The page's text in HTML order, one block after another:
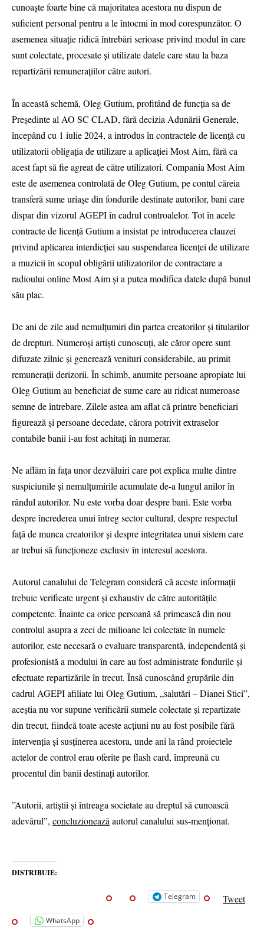
cunoaște foarte bine că majoritatea acestora nu dispun de
suficient personal pentru a le întocmi în mod corespunzător. O
asemenea situație ridică întrebări serioase privind modul în care
sunt colectate, procesate și utilizate datele care stau la baza
repartizării remunerațiilor către autori.
În această schemă, Oleg Gutium, profitând de funcția sa de
Președinte al AO SC CLAD, fără decizia Adunării Generale,
începând cu 1 iulie 2024, a introdus în contractele de licență cu
utilizatorii obligația de utilizare a aplicației Most Aim, fără ca
acest fapt să fie agreat de către utilizatori. Compania Most Aim
este de asemenea controlată de Oleg Gutium, pe contul căreia
transferă sume uriașe din fondurile destinate autorilor, bani care
dispar din vizorul AGEPI în cadrul controalelor. Tot în acele
contracte de licență Gutium a insistat pe introducerea clauzei
privind aplicarea interdicției sau suspendarea licenței de utilizare
a muzicii în scopul obligării utilizatorilor de contractare a
radioului online Most Aim și a putea modifica datele după bunul
său plac.
De ani de zile aud nemulțumiri din partea creatorilor și titularilor
de drepturi. Numeroși artiști cunoscuți, ale căror opere sunt
difuzate zilnic și generează venituri considerabile, au primit
remunerații derizorii. În schimb, anumite persoane apropiate lui
Oleg Gutium au beneficiat de sume care au ridicat numeroase
semne de întrebare. Zilele astea am aflat că printre beneficiari
figurează și persoane decedate, cărora potrivit extraselor
contabile banii i-au fost achitați în numerar.
Ne aflăm în fața unor dezvăluiri care pot explica multe dintre
suspiciunile și nemulțumirile acumulate de-a lungul anilor în
rândul autorilor. Nu este vorba doar despre bani. Este vorba
despre încrederea unui întreg sector cultural, despre respectul
față de munca creatorilor și despre integritatea unui sistem care
ar trebui să funcționeze exclusiv în interesul acestora.
Autorul canalului de Telegram consideră că aceste informații
trebuie verificate urgent și exhaustiv de către autoritățile
competente. Înainte ca orice persoană să primească din nou
controlul asupra a zeci de milioane lei colectate în numele
autorilor, este necesară o evaluare transparentă, independentă și
profesionistă a modului în care au fost administrate fondurile și
efectuate repartizările în trecut. Însă cunoscând grupările din
cadrul AGEPI afiliate lui Oleg Gutium, „salutări – Dianei Stici”,
aceștia nu vor supune verificării sumele colectate și repartizate
din trecut, fiindcă toate aceste acțiuni nu au fost posibile fără
intervenția și susținerea acestora, unde ani la rând proiectele
actelor de control erau oferite pe flash card, împreună cu
procentul din banii destinați autorilor.
”Autorii, artiștii și întreaga societate au dreptul să cunoască
adevărul”, concluzioneazăautorul canalului sus-menționat.
DISTRIBUIE:
Telegram Tweet
WhatsApp